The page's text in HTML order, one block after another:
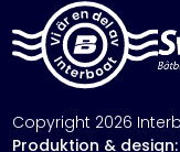
Copyright 2026
Produktion &